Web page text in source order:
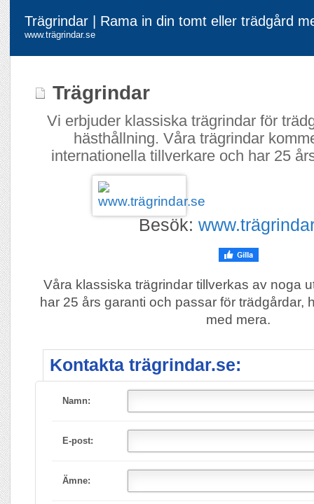
Trägrindar | Rama in din tomt eller trädgård
www.trägrindar.se
Trägrindar
Vi erbjuder klassiska trägrindar för
hästhållning. Våra trägrindar
internationella tillverkare och har 25
Besök:
Våra klassiska trägrindar tillverkas av noga
har 25 års garanti och passar för trädgårdar,
med mera.
Kontakta trägrindar.se:
Namn:
E-post:
Ämne: